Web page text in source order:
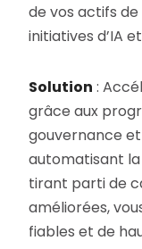
de vos actifs
initiatives d’IA
Solution :
grâce aux
gouvernance et
automatisant
tirant parti de
améliorées,
fiables et de